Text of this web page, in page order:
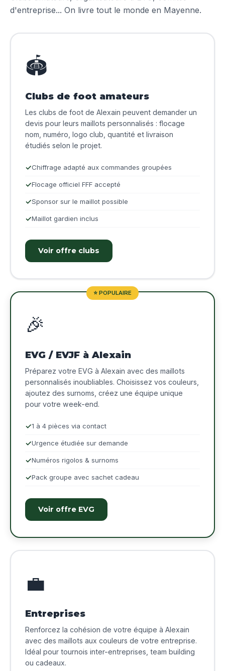
d'entreprise... On livre tout le monde en Mayenne.
🏟️
Clubs de foot amateurs
Les clubs de foot de Alexain peuvent demander un
devis pour leurs maillots personnalisés : flocage
nom, numéro, logo club, quantité et livraison
étudiés selon le projet.
Chiffrage adapté aux commandes groupées
Flocage officiel FFF accepté
Sponsor sur le maillot possible
Maillot gardien inclus
Voir offre clubs
⭐ POPULAIRE
🎉
EVG / EVJF à Alexain
Préparez votre EVG à Alexain avec des maillots
personnalisés inoubliables. Choisissez vos couleurs,
ajoutez des surnoms, créez une équipe unique
pour votre week-end.
1 à 4 pièces via contact
Urgence étudiée sur demande
Numéros rigolos & surnoms
Pack groupe avec sachet cadeau
Voir offre EVG
💼
Entreprises
Renforcez la cohésion de votre équipe à Alexain
avec des maillots aux couleurs de votre entreprise.
Idéal pour tournois inter-entreprises, team building
ou cadeaux.